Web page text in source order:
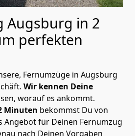
Augsburg in 2
perfekten
Fernumzüge in Augsburg
Wir kennen Deine
worauf es ankommt.
Minuten bekommst Du von
Angebot für Deinen Fernumzug
nach Deinen Vorgaben